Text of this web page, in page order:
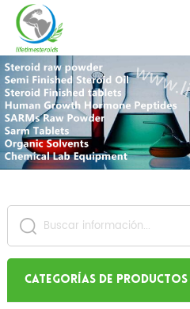
Categorías de productos